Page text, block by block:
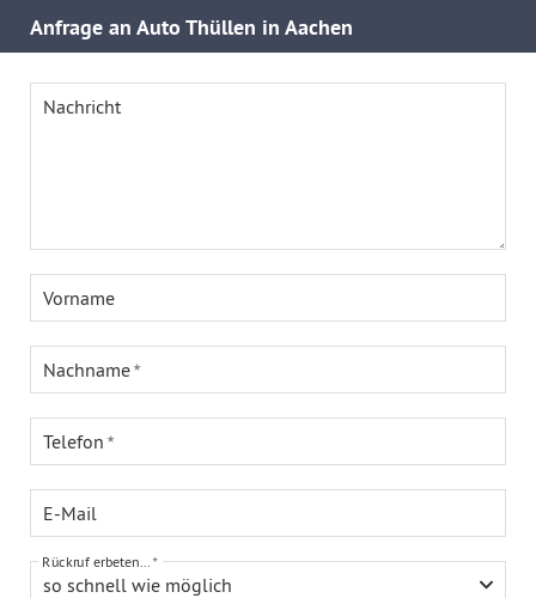
Anfrage an Auto Thüllen in Aachen
Nachricht
Vorname
Nachname
Telefon
E-Mail
so schnell wie möglich
Rückruf erbeten...